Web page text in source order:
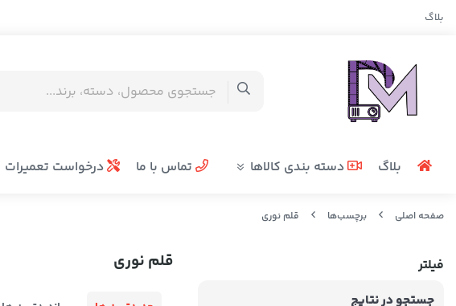
بلاگ
بلاگ دسته بندی کالاها تماس با ما درخواست تعمیرات
صفحه اصلی برچسب‌ها قلم نوری
فیلتر
جستجو در نتایج
قلم نوری